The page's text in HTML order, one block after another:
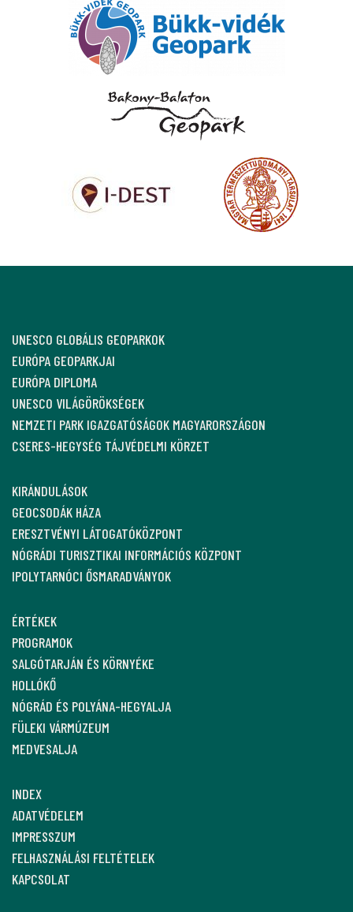
UNESCO GLOBÁLIS GEOPARKOK
EURÓPA GEOPARKJAI
EURÓPA DIPLOMA
UNESCO VILÁGÖRÖKSÉGEK
NEMZETI PARK IGAZGATÓSÁGOK MAGYARORSZÁGON
CSERES-HEGYSÉG TÁJVÉDELMI KÖRZET
KIRÁNDULÁSOK
GEOCSODÁK HÁZA
ERESZTVÉNYI LÁTOGATÓKÖZPONT
NÓGRÁDI TURISZTIKAI INFORMÁCIÓS KÖZPONT
IPOLYTARNÓCI ŐSMARADVÁNYOK
ÉRTÉKEK
PROGRAMOK
SALGÓTARJÁN ÉS KÖRNYÉKE
HOLLÓKŐ
NÓGRÁD ÉS POLYÁNA-HEGYALJA
FÜLEKI VÁRMÚZEUM
MEDVESALJA
INDEX
ADATVÉDELEM
IMPRESSZUM
FELHASZNÁLÁSI FELTÉTELEK
KAPCSOLAT